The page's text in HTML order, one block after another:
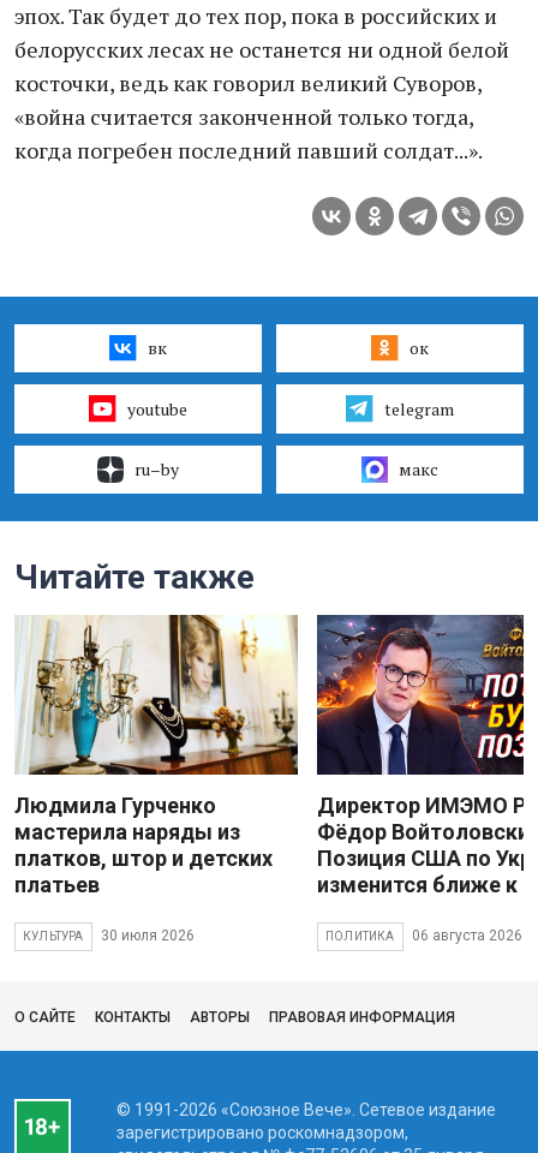
эпох. Так будет до тех пор, пока в российских и
белорусских лесах не останется ни одной белой
косточки, ведь как говорил великий Суворов,
«война считается законченной только тогда,
когда погребен последний павший солдат...».
вк ок
youtube telegram
ru–by макс
Читайте также
Людмила Гурченко
мастерила наряды из
платков, штор и детских
платьев
КУЛЬТУРА 30 июля 2026
Директор ИМЭМО
Фёдор
Позиция США по
изменится ближе к
ПОЛИТИКА 06 августа 2026
О САЙТЕ КОНТАКТЫ АВТОРЫ ПРАВОВАЯ ИНФОРМАЦИЯ
© 1991-2026 «Союзное Вече». Сетевое издание
зарегистрировано роскомнадзором,